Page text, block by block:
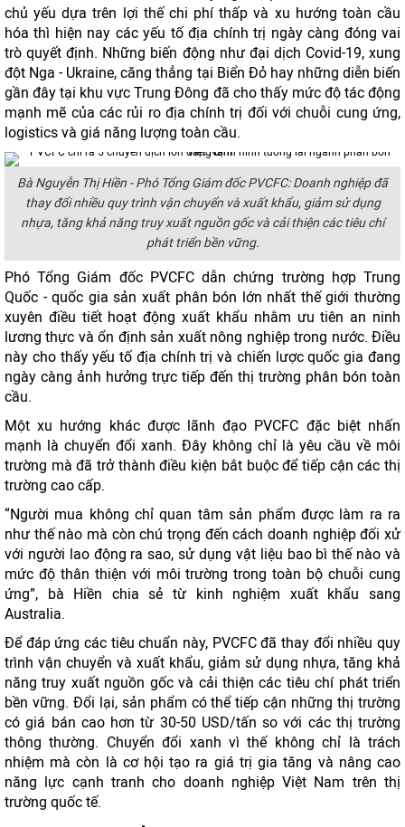
chủ yếu dựa trên lợi thế chi phí thấp và xu hướng toàn cầu
hóa thì hiện nay các yếu tố địa chính trị ngày càng đóng vai
trò quyết định. Những biến động như đại dịch Covid-19, xung
đột Nga - Ukraine, căng thẳng tại Biển Đỏ hay những diễn biến
gần đây tại khu vực Trung Đông đã cho thấy mức độ tác động
mạnh mẽ của các rủi ro địa chính trị đối với chuỗi cung ứng,
logistics và giá năng lượng toàn cầu.
Bà Nguyễn Thị Hiền - Phó Tổng Giám đốc PVCFC: Doanh nghiệp đã
thay đổi nhiều quy trình vận chuyển và xuất khẩu, giảm sử dụng
nhựa, tăng khả năng truy xuất nguồn gốc và cải thiện các tiêu chí
phát triển bền vững.
Phó Tổng Giám đốc PVCFC dẫn chứng trường hợp Trung
Quốc - quốc gia sản xuất phân bón lớn nhất thế giới thường
xuyên điều tiết hoạt động xuất khẩu nhằm ưu tiên an ninh
lương thực và ổn định sản xuất nông nghiệp trong nước. Điều
này cho thấy yếu tố địa chính trị và chiến lược quốc gia đang
ngày càng ảnh hưởng trực tiếp đến thị trường phân bón toàn
cầu.
Một xu hướng khác được lãnh đạo PVCFC đặc biệt nhấn
mạnh là chuyển đổi xanh. Đây không chỉ là yêu cầu về môi
trường mà đã trở thành điều kiện bắt buộc để tiếp cận các thị
trường cao cấp.
“Người mua không chỉ quan tâm sản phẩm được làm ra ra
như thế nào mà còn chú trọng đến cách doanh nghiệp đối xử
với người lao động ra sao, sử dụng vật liệu bao bì thế nào và
mức độ thân thiện với môi trường trong toàn bộ chuỗi cung
ứng”, bà Hiền chia sẻ từ kinh nghiệm xuất khẩu sang
Australia.
Để đáp ứng các tiêu chuẩn này, PVCFC đã thay đổi nhiều quy
trình vận chuyển và xuất khẩu, giảm sử dụng nhựa, tăng khả
năng truy xuất nguồn gốc và cải thiện các tiêu chí phát triển
bền vững. Đổi lại, sản phẩm có thể tiếp cận những thị trường
có giá bán cao hơn từ 30-50 USD/tấn so với các thị trường
thông thường. Chuyển đổi xanh vì thế không chỉ là trách
nhiệm mà còn là cơ hội tạo ra giá trị gia tăng và nâng cao
năng lực cạnh tranh cho doanh nghiệp Việt Nam trên thị
trường quốc tế.